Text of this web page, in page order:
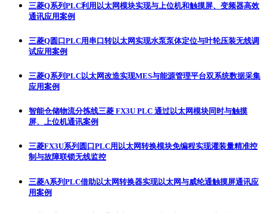
三菱Q系列PLC利用以太网模块实现与上位机和触摸屏、变频器高效
通讯应用案例
三菱Q圆口PLC用串口转以太网实现水泵泵体定位与叶轮压装无线调
试应用案例
三菱Q系列PLC以太网改造实现MES与能源管理平台双系统数据采集
应用案例
智能仓储物流分拣线三菱 FX3U PLC 通过以太网模块同时与触摸
屏、上位机通讯案例
三菱FX3U系列圆口PLC用以太网转换模块免编程实现灌装量精准控
制与故障联锁无线监控
三菱A系列PLC借助以太网转换器实现以太网与威纶通触摸屏通讯应
用案例